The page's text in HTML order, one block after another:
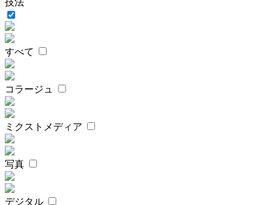
技法
すべて
コラージュ
ミクストメディア
写真
デジタル